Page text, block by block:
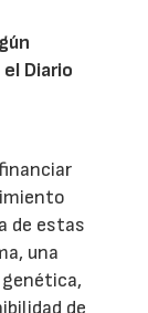
Diario
de estas
una
de